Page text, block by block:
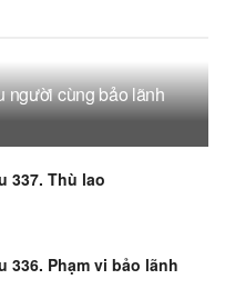
người cùng bảo lãnh
337. Thù lao
336. Phạm vi bảo lãnh